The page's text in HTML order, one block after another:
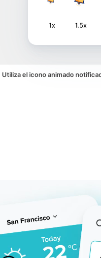
1x 1.5x
Utiliza el icono animado